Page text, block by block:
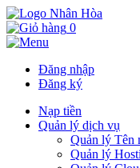
0
Đăng nhập
Đăng ký
Nạp tiền
Quản lý dịch vụ
Quản lý Tên
Quản lý